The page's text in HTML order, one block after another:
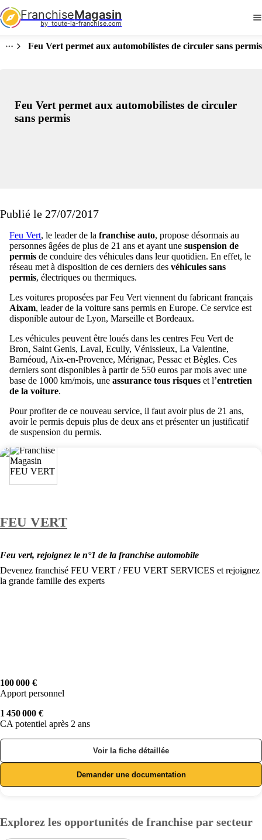
FranchiseMagasin
by  toute-la-franchise.com
Feu Vert permet aux automobilistes de circuler sans permis
Feu Vert permet aux automobilistes de circuler
sans permis
Publié le 27/07/2017
Feu Vert, le leader de la franchise auto, propose désormais au
personnes âgées de plus de 21 ans et ayant une suspension de
permis de conduire des véhicules dans leur quotidien. En effet, le
réseau met à disposition de ces derniers des véhicules sans
permis, électriques ou thermiques.
Les voitures proposées par Feu Vert viennent du fabricant français
Aixam, leader de la voiture sans permis en Europe. Ce service est
disponible autour de Lyon, Marseille et Bordeaux.
Les véhicules peuvent être loués dans les centres Feu Vert de
Bron, Saint Genis, Laval, Ecully, Vénissieux, La Valentine,
Barnéoud, Aix-en-Provence, Mérignac, Pessac et Bègles. Ces
derniers sont disponibles à partir de 550 euros par mois avec une
base de 1000 km/mois, une assurance tous risques et l’entretien
de la voiture.
Pour profiter de ce nouveau service, il faut avoir plus de 21 ans,
avoir le permis depuis plus de deux ans et présenter un justificatif
de suspension du permis.
FEU VERT
Feu vert, rejoignez le n°1 de la franchise automobile
Devenez franchisé FEU VERT / FEU VERT SERVICES et rejoignez
la grande famille des experts
100 000 €
Apport personnel
1 450 000 €
CA potentiel après 2 ans
Voir la fiche détaillée
Demander une documentation
Explorez les opportunités de franchise par secteur